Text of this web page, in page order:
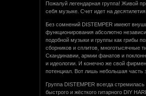
Пожалуй легендарная группа! Живой
себя музыке. Счет идет на
Без сомнений DISTEMPER имеют
функционирования абсолютно
подобной музыки и группы как грибы
сборников и сплитов, многотысячные
Скандинавии, армии фанатов и
и идеологии. И конечно же свой
потенциал. Вот лишь небольшая часть
Группа DISTEMPER всегда
быстрого и жёсткого гитарного DIY